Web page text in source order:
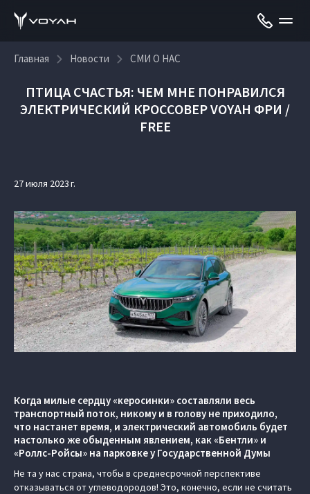
Главная Новости СМИ О НАС
ПТИЦА СЧАСТЬЯ: ЧЕМ МНЕ ПОНРАВИЛСЯ
ЭЛЕКТРИЧЕСКИЙ КРОССОВЕР VOYAH ФРИ /
FREE
27 июля 2023 г.
Когда милые сердцу «керосинки» составляли весь
транспортный поток, никому и в голову не приходило,
что настанет время, и электрический автомобиль будет
настолько же обыденным явлением, как «Бентли» и
«Роллс-Ройсы» на парковке у Государственной Думы
Не та у нас страна, чтобы в среднесрочной перспективе
отказываться от углеводородов! Это, конечно, если не считать